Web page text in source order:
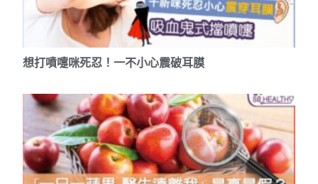
想打噴嚏咪死忍！一不小心震破耳膜